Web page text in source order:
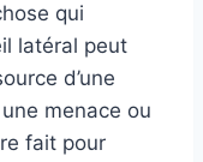
qui
latéral peut
d’une
menace ou
fait pour